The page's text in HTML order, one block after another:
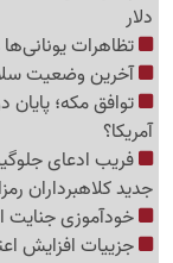
دلار
تظاهرات
آخرین وضعیت
توافق مکه؛
آمریکا؟
فریب ادعای
جدید کلاهبرداران
خودآموزی جنایت
جزییات افزایش